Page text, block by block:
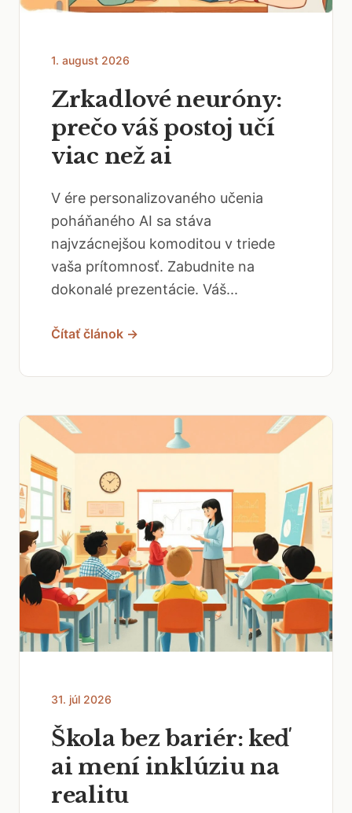
1. august 2026
Zrkadlové neuróny:
prečo váš postoj učí
viac než ai
V ére personalizovaného učenia
poháňaného AI sa stáva
najvzácnejšou komoditou v triede
vaša prítomnosť. Zabudnite na
dokonalé prezentácie. Váš...
Čítať článok →
31. júl 2026
Škola bez bariér: keď
ai mení inklúziu na
realitu